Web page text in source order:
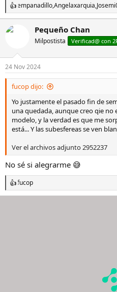
R
e
a
c
o
n
e
empanadillo,Angelaxarquia,
Pequeño Chan
Milpostista Verificad@ con
24 Nov 2024
fucop dijo:
Yo justamente el pasado fin de
una quedada, aunque creo qie no
modelo, y la verdad es que me
está... Y las subesfereas se ven
Ver el archivos adjunto 2952237
No sé si alegrarme 😅
R
e
fucop